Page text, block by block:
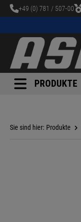
springen
+49 (0) 781 / 507-00
PRODUKTE
Sie sind hier: Produkte